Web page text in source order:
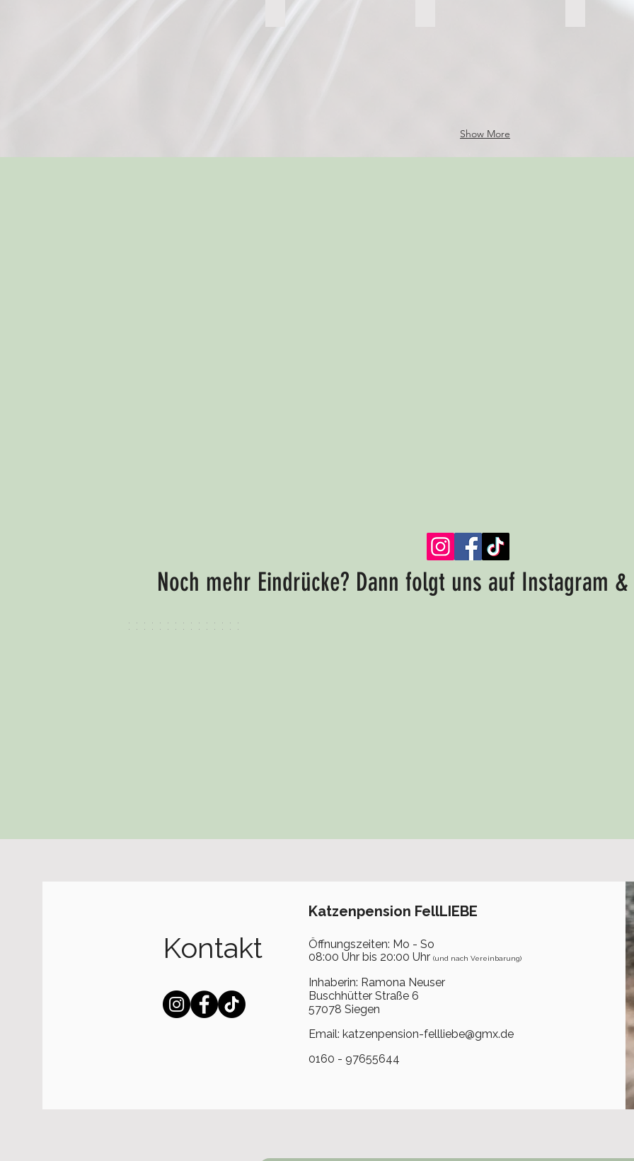
Nala
Katzenpension
FellLIEBE
Show More
Noch mehr Eindrücke? Dann folgt uns auf Instagram
Katzenpension FellLIEBE
Kontakt
Öffnungszeiten: Mo - So
08:00 Uhr bis 20:00 Uhr (und nach Vereinbarung)
Inhaberin: Ramona Neuser
Buschhütter Straße 6
57078 Siegen
Email: katzenpension-fellliebe@gmx.de
0160 - 97655644